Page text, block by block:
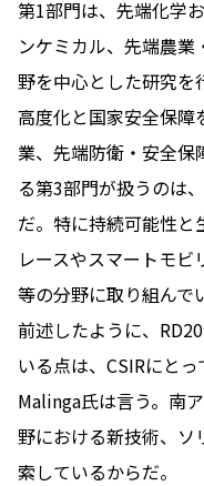
第1部門は、先端化学
ンケミカル、先端農
野を中心とした研究を
高度化と国家安全保障
業、先端防衛・安全
る第3部門が扱うのは
だ。特に持続可能性
レースやスマートモ
等の分野に取り組んで
前述したように、
いる点は、CSIRにと
Malinga氏は言う。南
野における新技術、ソ
索しているからだ。